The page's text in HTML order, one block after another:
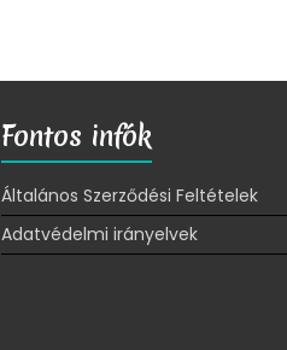
Fontos infók
Általános Szerződési Feltételek
Adatvédelmi irányelvek